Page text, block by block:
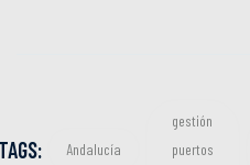
Andalucía
gestión
puertos